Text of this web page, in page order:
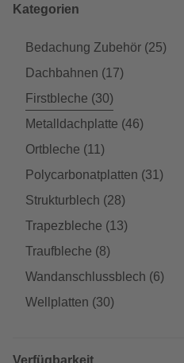
Kategorien
Bedachung Zubehör (25)
Dachbahnen (17)
Firstbleche (30)
Metalldachplatte (46)
Ortbleche (11)
Polycarbonatplatten (31)
Strukturblech (28)
Trapezbleche (13)
Traufbleche (8)
Wandanschlussblech (6)
Wellplatten (30)
Verfügbarkeit